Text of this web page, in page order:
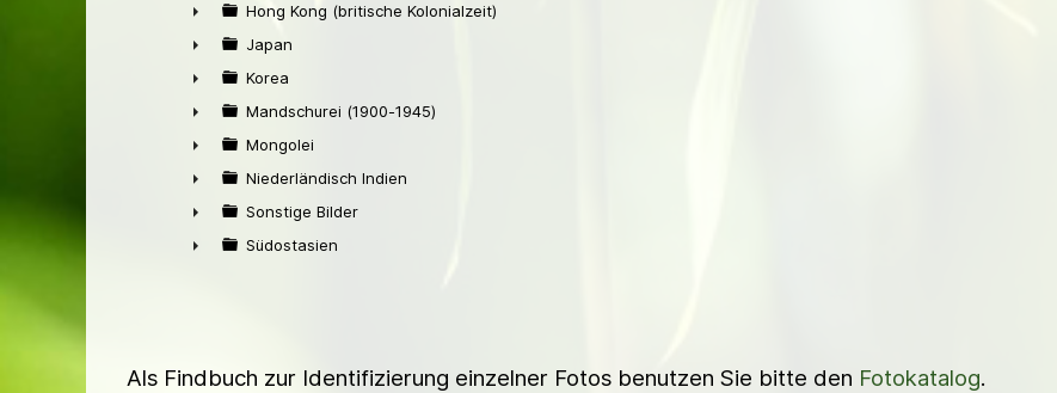
►
►
Hong Kong (britische Kolonialzeit)
►
Japan
►
Korea
►
Mandschurei (1900-1945)
►
Mongolei
►
Niederländisch Indien
►
Sonstige Bilder
Südostasien
Als Findbuch zur Identifizierung einzelner Fotos benutzen Sie bitte den Fotokatalog.